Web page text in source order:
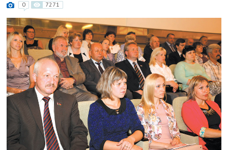
0 7271